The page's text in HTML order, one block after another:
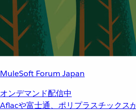
MuleSoft Forum Japan
オンデマンド配信中
Aflacや富士通、ポリプラスチックス